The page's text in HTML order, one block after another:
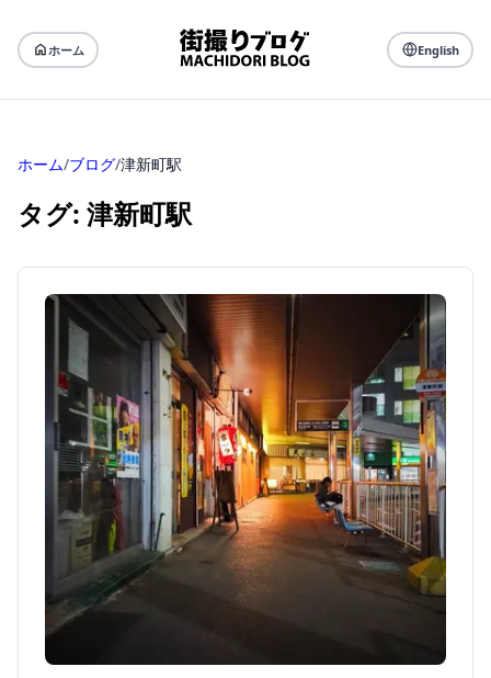
ホーム English
ホーム/ブログ/津新町駅
タグ: 津新町駅